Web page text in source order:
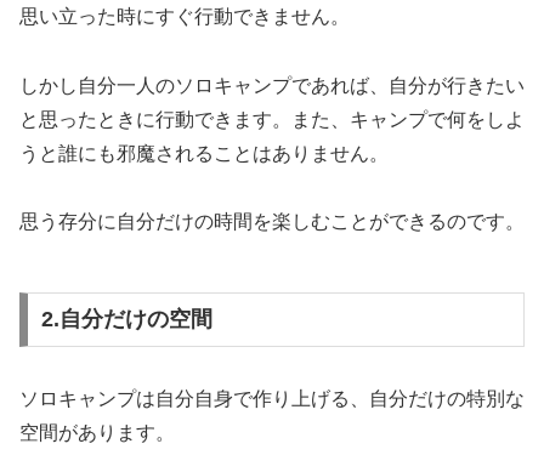
思い立った時にすぐ行動できません。
しかし自分一人のソロキャンプであれば、自分が行きたい
と思ったときに行動できます。また、キャンプで何をしよ
うと誰にも邪魔されることはありません。
思う存分に自分だけの時間を楽しむことができるのです。
2.自分だけの空間
ソロキャンプは自分自身で作り上げる、自分だけの特別な
空間があります。